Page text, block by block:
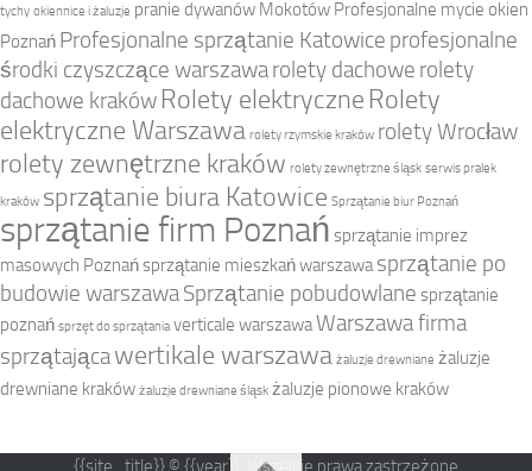
tychy okiennice i żaluzje pranie dywanów Mokotów Profesjonalne mycie okien
Poznań Profesjonalne sprzątanie Katowice profesjonalne
środki czyszczące warszawarolety dachowe rolety
dachowe kraków Rolety elektryczne Rolety
elektryczne Warszawa rolety rzymskie kraków rolety Wrocław
rolety zewnętrzne kraków rolety zewnętrzne śląsk serwis pralek
kraków sprzątanie biura Katowice Sprzątanie biur Poznań
sprzątanie firm Poznań sprzątanie imprez
masowych Poznańsprzątanie mieszkań warszawa sprzątanie po
budowie warszawaSprzątanie pobudowlane sprzątanie
poznań sprzęt do sprzątania verticale warszawaWarszawa firma
sprzątającawertikale warszawa żaluzje drewniane żaluzje
drewniane kraków żaluzje drewniane śląsk żaluzje pionowe kraków
{{site_title}} © {{year}}. Wszelkie prawa zastrzeżone